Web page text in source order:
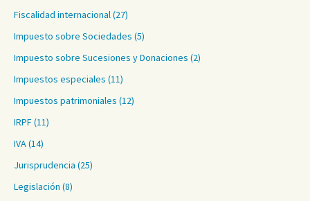
Fiscalidad internacional(27)
Impuesto sobre Sociedades (5)
Impuesto sobre Sucesiones y Donaciones (2)
Impuestos especiales (11)
Impuestos patrimoniales (12)
IRPF(11)
IVA(14)
Jurisprudencia (25)
Legislación (8)